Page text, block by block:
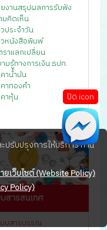
ปิด icon
งานสรุปผลการรับฟัง
มคิดเห็น
ประจำวัน
วหนังสือพิมพ์
าแลกเปลี่ยน
มรู้ทางการเงิน ธปท.
าน้ำมัน
าทองคำ
าหุ้น
สารสนเทศ
บสารบรรณ
ปรับปรุงการให้บริการ ท่าน
ยเว็บไซต์ (Website Policy)
Policy)